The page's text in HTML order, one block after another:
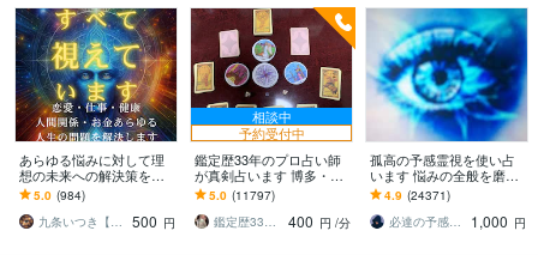
あらゆる悩みに対して理
想の未来への解決策を授
けます 人生が上手くいか
ないと悩んでいる人に未
来を好転させる魂の導き
5.0 (984)
九条いつき【高次元宇宙霊視師】
500 円
相談中
予約受付中
鑑定歴33年のプロ占い師
が真剣占います 博多・廓
屋の純血統占い祈願師
雷鳥
5.0 (11797)
鑑定歴33年のプロ占い師 雷鳥
400 円 /分
孤高の予感霊視を使い占
います 悩みの全般を磨き
上げ、研ぎ澄ました予感
より霊視により導きます
4.9 (24371)
必達の予感霊視 渡邊 潤一
1,000 円